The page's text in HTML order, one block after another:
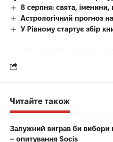
8 серпня: свята, іменини,
Астрологічний прогноз
У Рівному стартує збір
Читайте також
Залужний виграв би вибори
– опитування Socis